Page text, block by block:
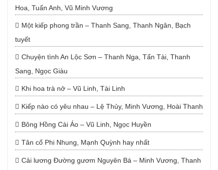
Hoa, Tuấn Anh, Vũ Minh Vương
Một kiếp phong trần – Thanh Sang, Thanh Ngân, Bạch
tuyết
Chuyện tình An Lộc Sơn – Thanh Nga, Tấn Tài, Thanh
Sang, Ngọc Giàu
Khi hoa trà nở – Vũ Linh, Tài Linh
Kiếp nào có yêu nhau – Lệ Thủy, Minh Vương, Hoài Thanh
Bông Hồng Cài Áo – Vũ Linh, Ngọc Huyền
Tân cổ Phi Nhung, Mạnh Quỳnh hay nhất
Cải lương Đường gươm Nguyên Bá – Minh Vương, Thanh